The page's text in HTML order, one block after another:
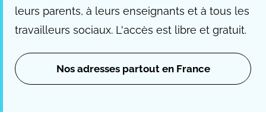
leurs parents, à leurs enseignants et à tous les
travailleurs sociaux. L'accès est libre et gratuit.
Nos adresses partout en France